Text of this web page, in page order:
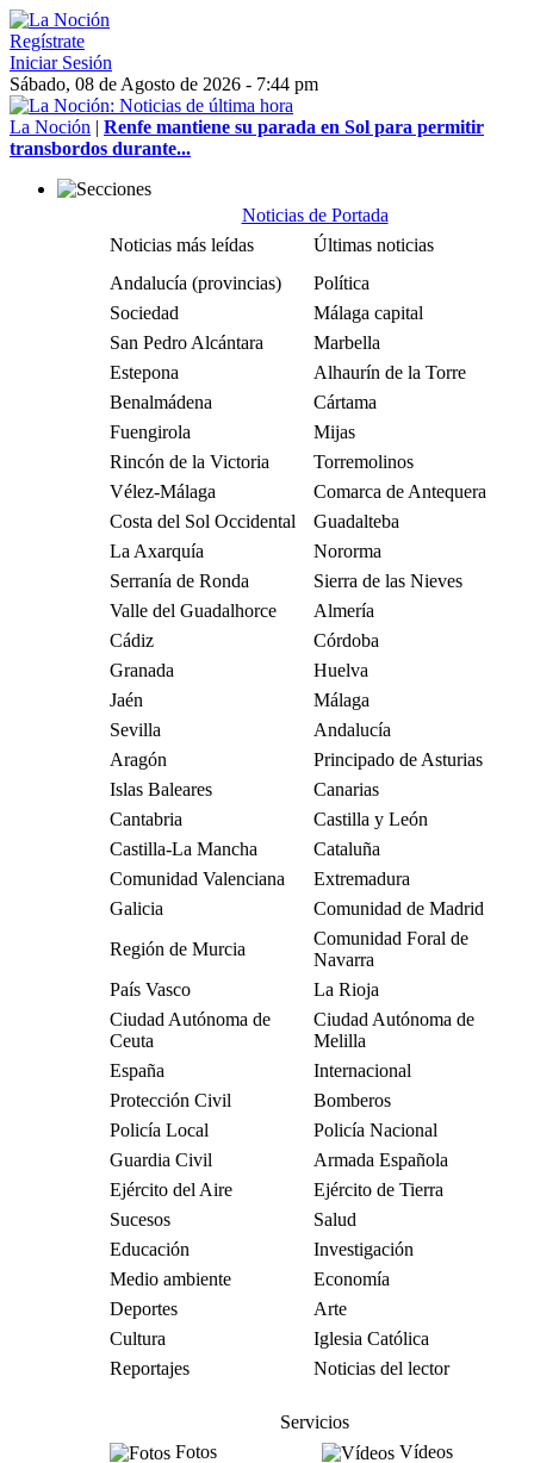
Regístrate
Iniciar Sesión
Sábado, 08 de Agosto de 2026 - 7:44 pm
La Noción | Renfe mantiene su parada en Sol para permitir
transbordos durante...
Noticias de Portada
Noticias más leídas
Últimas noticias
Andalucía (provincias)
Política
Sociedad
Málaga capital
San Pedro Alcántara
Marbella
Estepona
Alhaurín de la Torre
Benalmádena
Cártama
Fuengirola
Mijas
Rincón de la Victoria
Torremolinos
Vélez-Málaga
Comarca de Antequera
Costa del Sol Occidental
Guadalteba
La Axarquía
Nororma
Serranía de Ronda
Sierra de las Nieves
Valle del Guadalhorce
Almería
Cádiz
Córdoba
Granada
Huelva
Jaén
Málaga
Sevilla
Andalucía
Aragón
Principado de Asturias
Islas Baleares
Canarias
Cantabria
Castilla y León
Castilla-La Mancha
Cataluña
Comunidad Valenciana
Extremadura
Galicia
Comunidad de Madrid
Región de Murcia
Comunidad Foral de
Navarra
País Vasco
La Rioja
Ciudad Autónoma de
Ceuta
Ciudad Autónoma de
Melilla
España
Internacional
Protección Civil
Bomberos
Policía Local
Policía Nacional
Guardia Civil
Armada Española
Ejército del Aire
Ejército de Tierra
Sucesos
Salud
Educación
Investigación
Medio ambiente
Economía
Deportes
Arte
Cultura
Iglesia Católica
Reportajes
Noticias del lector
Servicios
Fotos
Vídeos